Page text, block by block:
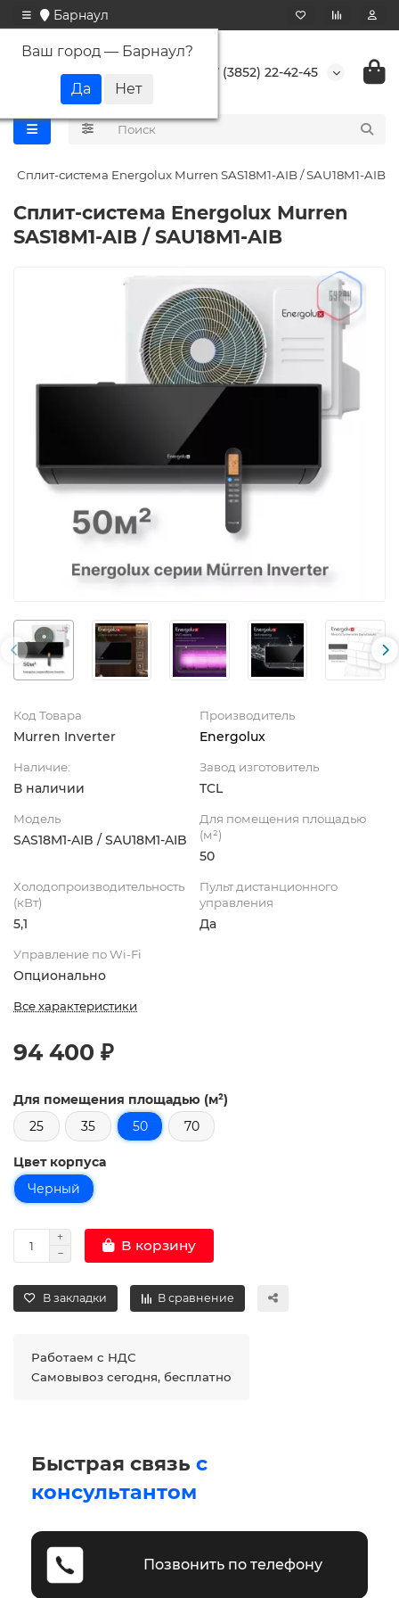
Барнаул
Ваш город — Барнаул?
+7 (3852) 22-42-45
Сплит-система Energolux Murren SAS18M1-AIB / SAU18M1-AIB
Сплит-система Energolux Murren
SAS18M1-AIB / SAU18M1-AIB
Код Товара
Murren Inverter
Производитель
Energolux
Наличие:
В наличии
Завод изготовитель
TCL
Модель
SAS18M1-AIB / SAU18M1-AIB
Для помещения площадью
(м²)
50
Холодопроизводительность
(кВт)
5,1
Пульт дистанционного
управления
Да
Управление по Wi-Fi
Опционально
Все характеристики
94 400 ₽
Для помещения площадью (м²)
25
35 50 70
Цвет корпуса
Черный
В корзину
В закладки В сравнение
Работаем с НДС
Самовывоз сегодня, бесплатно
Быстрая связь с
консультантом
Позвонить по телефону